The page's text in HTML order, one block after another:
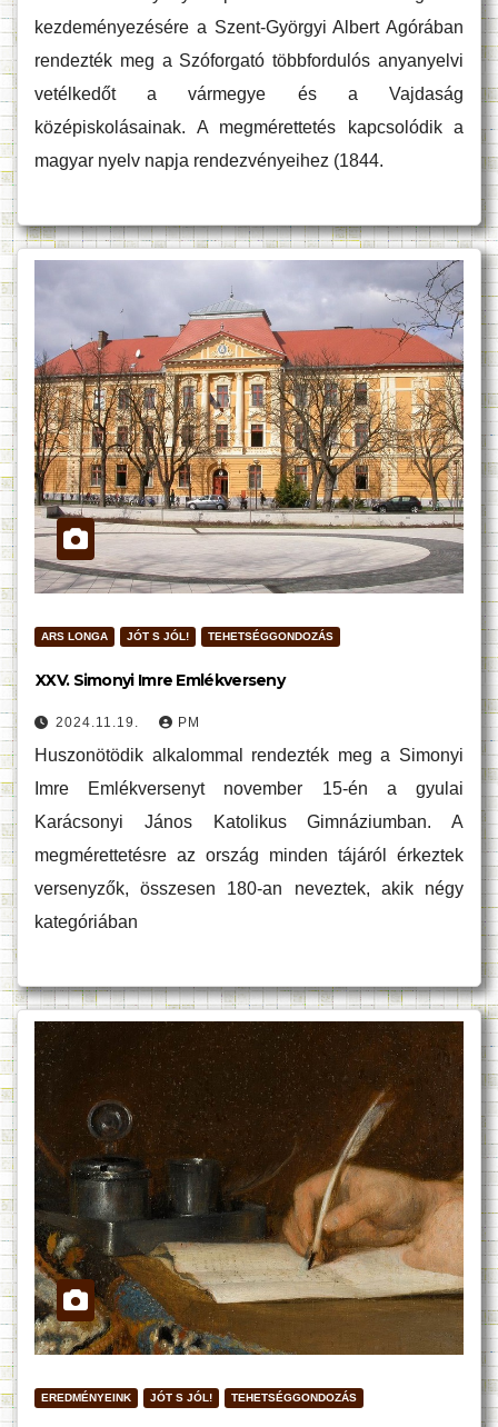
kezdeményezésére a Szent-Györgyi Albert Agórában
rendezték meg a Szóforgató többfordulós anyanyelvi
vetélkedőt a vármegye és a Vajdaság
középiskolásainak. A megmérettetés kapcsolódik a
magyar nyelv napja rendezvényeihez (1844.
ARS LONGA JÓT S JÓL! TEHETSÉGGONDOZÁS
XXV. Simonyi Imre Emlékverseny
2024.11.19. PM
Huszonötödik alkalommal rendezték meg a Simonyi
Imre Emlékversenyt november 15-én a gyulai
Karácsonyi János Katolikus Gimnáziumban. A
megmérettetésre az ország minden tájáról érkeztek
versenyzők, összesen 180-an neveztek, akik négy
kategóriában
EREDMÉNYEINK JÓT S JÓL! TEHETSÉGGONDOZÁS